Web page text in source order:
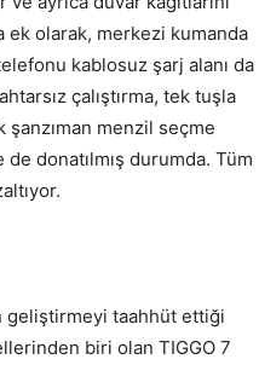
olarak, merkezi kumanda
kablosuz şarj alanı da
çalıştırma, tek tuşla
şanzıman menzil seçme
donatılmış durumda. Tüm
geliştirmeyi taahhüt ettiği
biri olan TIGGO 7